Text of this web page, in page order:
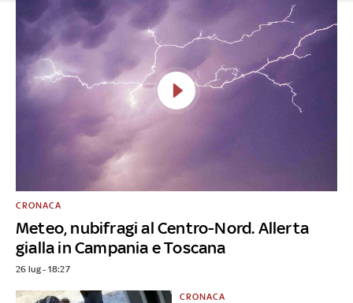
Meteo, nubifragi al Centro-Nord. Allerta
gialla in Campania e Toscana
CRONACA
26 lug - 18:27
CRONACA